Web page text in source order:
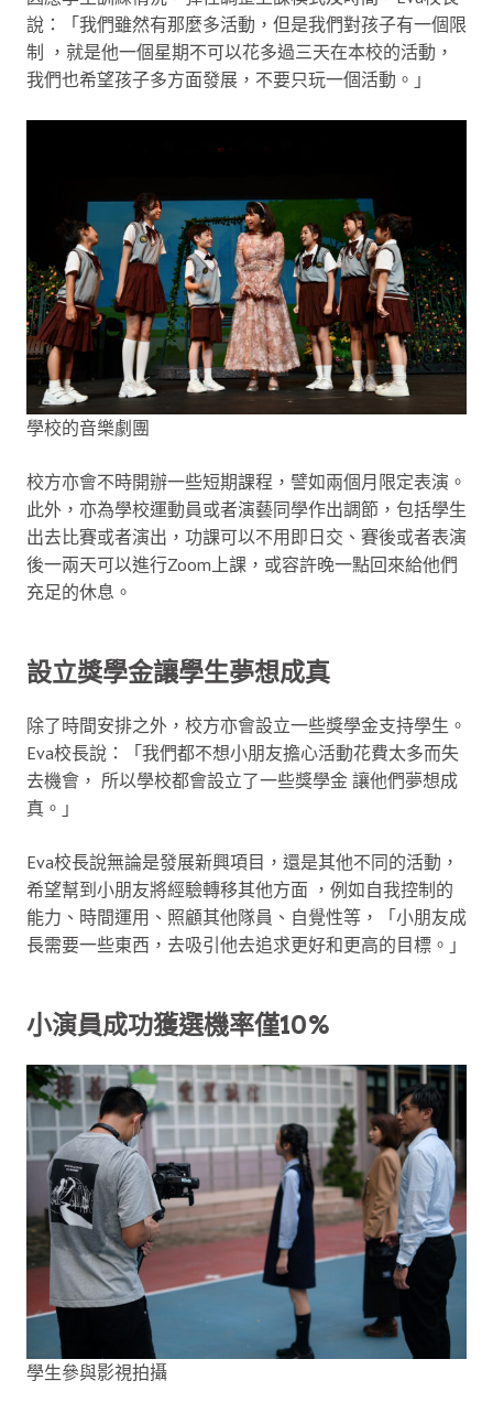
說：「我們雖然有那麼多活動，但是我們對孩子有一個限
制 ，就是他一個星期不可以花多過三天在本校的活動，
我們也希望孩子多方面發展，不要只玩一個活動。」
學校的音樂劇團
校方亦會不時開辦一些短期課程，譬如兩個月限定表演。
此外，亦為學校運動員或者演藝同學作出調節，包括學生
出去比賽或者演出，功課可以不用即日交、賽後或者表演
後一兩天可以進行Zoom上課，或容許晚一點回來給他們
充足的休息。
設立獎學金讓學生夢想成真
除了時間安排之外，校方亦會設立一些獎學金支持學生。
Eva校長說：「我們都不想小朋友擔心活動花費太多而失
去機會， 所以學校都會設立了一些獎學金 讓他們夢想成
真。」
Eva校長說無論是發展新興項目，還是其他不同的活動，
希望幫到小朋友將經驗轉移其他方面 ，例如自我控制的
能力、時間運用、照顧其他隊員、自覺性等，「小朋友成
長需要一些東西，去吸引他去追求更好和更高的目標。」
小演員成功獲選機率僅10%
學生參與影視拍攝